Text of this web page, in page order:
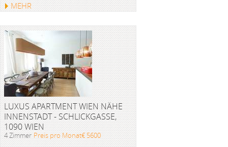
MEHR
LUXUS APARTMENT WIEN NÄHE
INNENSTADT - SCHLICKGASSE,
1090 WIEN
4 Zimmer Preis pro Monat€ 5600